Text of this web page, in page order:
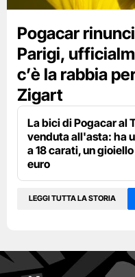
Pogacar
Parigi,
c’è la rabbia
Zigart
La bici di Pogacar al
venduta all'asta: ha
a 18 carati, un
euro
LEGGI TUTTA LA STORIA